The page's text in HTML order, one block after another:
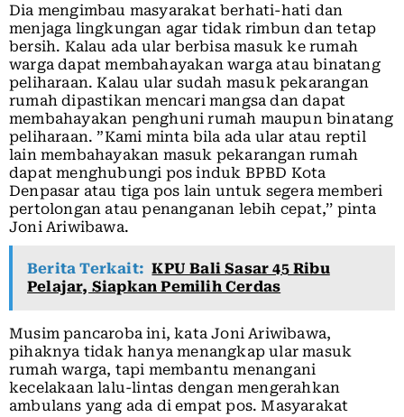
Dia mengimbau masyarakat berhati-hati dan
menjaga lingkungan agar tidak rimbun dan tetap
bersih. Kalau ada ular berbisa masuk ke rumah
warga dapat membahayakan warga atau binatang
peliharaan. Kalau ular sudah masuk pekarangan
rumah dipastikan mencari mangsa dan dapat
membahayakan penghuni rumah maupun binatang
peliharaan. ”Kami minta bila ada ular atau reptil
lain membahayakan masuk pekarangan rumah
dapat menghubungi pos induk BPBD Kota
Denpasar atau tiga pos lain untuk segera memberi
pertolongan atau penanganan lebih cepat,’’ pinta
Joni Ariwibawa.
Berita Terkait: KPU Bali Sasar 45 Ribu
Pelajar, Siapkan Pemilih Cerdas
Musim pancaroba ini, kata Joni Ariwibawa,
pihaknya tidak hanya menangkap ular masuk
rumah warga, tapi membantu menangani
kecelakaan lalu-lintas dengan mengerahkan
ambulans yang ada di empat pos. Masyarakat